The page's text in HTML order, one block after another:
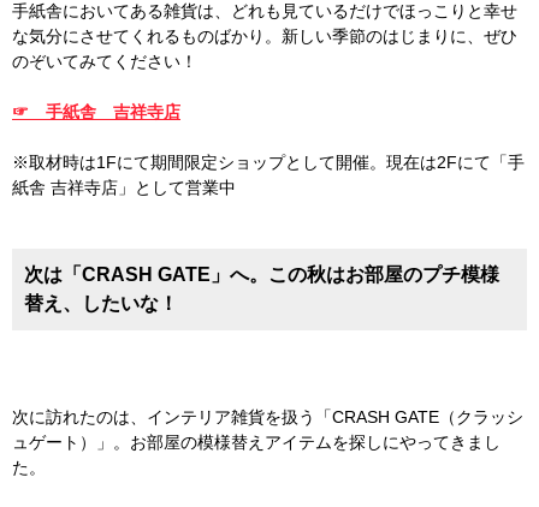
手紙舎においてある雑貨は、どれも見ているだけでほっこりと幸せ
な気分にさせてくれるものばかり。新しい季節のはじまりに、ぜひ
のぞいてみてください！
☞ 手紙舎 吉祥寺店
※取材時は1Fにて期間限定ショップとして開催。現在は2Fにて「手
紙舎 吉祥寺店」として営業中
次は「CRASH GATE」へ。この秋はお部屋のプチ模様
替え、したいな！
次に訪れたのは、インテリア雑貨を扱う「CRASH GATE（クラッシ
ュゲート）」。お部屋の模様替えアイテムを探しにやってきまし
た。